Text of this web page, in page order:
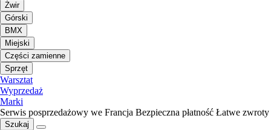
Żwir
Górski
BMX
Miejski
Części zamienne
Sprzęt
Warsztat
Wyprzedaż
Marki
Serwis posprzedażowy we Francja Bezpieczna płatność Łatwe zwroty
Szukaj